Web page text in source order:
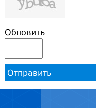
Обновить
Отправить